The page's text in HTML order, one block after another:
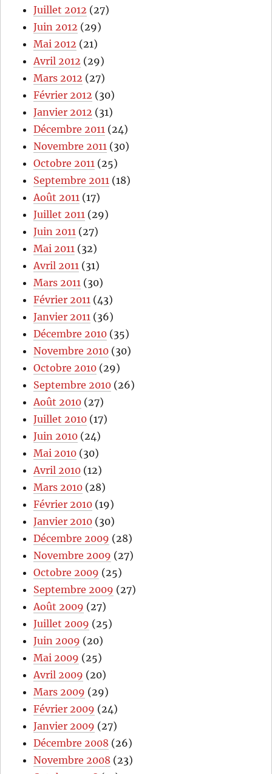
Juillet 2012 (27)
Juin 2012 (29)
Mai 2012 (21)
Avril 2012 (29)
Mars 2012 (27)
Février 2012 (30)
Janvier 2012 (31)
Décembre 2011 (24)
Novembre 2011 (30)
Octobre 2011 (25)
Septembre 2011 (18)
Août 2011 (17)
Juillet 2011 (29)
Juin 2011 (27)
Mai 2011 (32)
Avril 2011 (31)
Mars 2011 (30)
Février 2011 (43)
Janvier 2011 (36)
Décembre 2010 (35)
Novembre 2010 (30)
Octobre 2010 (29)
Septembre 2010 (26)
Août 2010 (27)
Juillet 2010 (17)
Juin 2010 (24)
Mai 2010 (30)
Avril 2010 (12)
Mars 2010 (28)
Février 2010 (19)
Janvier 2010 (30)
Décembre 2009 (28)
Novembre 2009 (27)
Octobre 2009 (25)
Septembre 2009 (27)
Août 2009 (27)
Juillet 2009 (25)
Juin 2009 (20)
Mai 2009 (25)
Avril 2009 (20)
Mars 2009 (29)
Février 2009 (24)
Janvier 2009 (27)
Décembre 2008 (26)
Novembre 2008 (23)